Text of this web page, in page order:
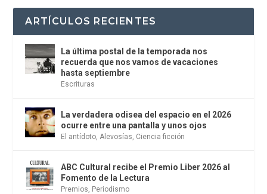
ARTÍCULOS RECIENTES
La última postal de la temporada nos
recuerda que nos vamos de vacaciones
hasta septiembre
Escrituras
La verdadera odisea del espacio en el 2026
ocurre entre una pantalla y unos ojos
El antídoto Alevosías Ciencia ficción
ABC Cultural recibe el Premio Liber 2026 al
Fomento de la Lectura
Premios Periodismo